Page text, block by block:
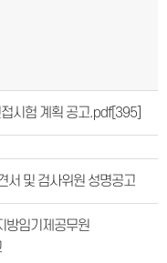
시험 계획 공고.pdf[395]
서 및 검사위원 성명공고
방임기제공무원